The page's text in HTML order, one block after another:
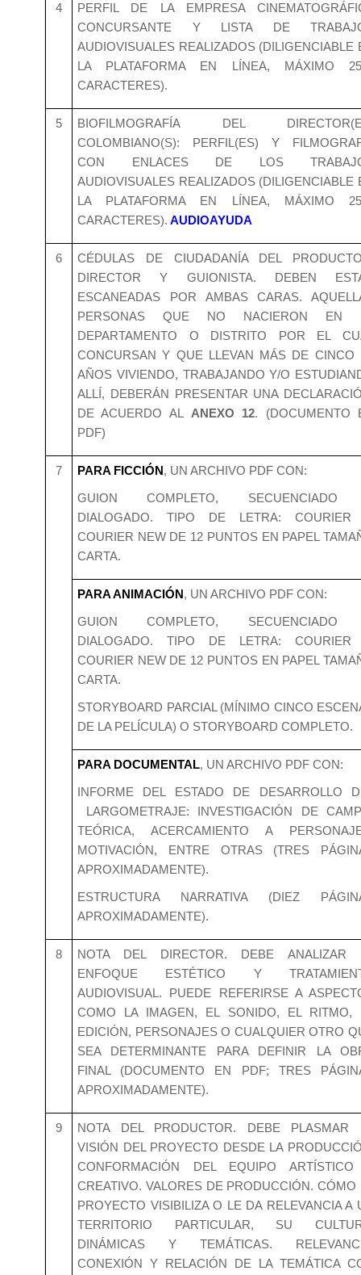
4
PERFIL DE LA EMPRESA
CONCURSANTE Y LISTA DE
AUDIOVISUALES REALIZADOS (DILIGENCIABLE
LA PLATAFORMA EN LÍNEA, MÁXIMO
CARACTERES).
5
BIOFILMOGRAFÍA DEL
COLOMBIANO(S): PERFIL(ES) Y
CON ENLACES DE LOS
AUDIOVISUALES REALIZADOS (DILIGENCIABLE
LA PLATAFORMA EN LÍNEA, MÁXIMO
CARACTERES). AUDIOAYUDA
6
CÉDULAS DE CIUDADANÍA DEL
DIRECTOR Y GUIONISTA. DEBEN
ESCANEADAS POR AMBAS CARAS.
PERSONAS QUE NO NACIERON EN
DEPARTAMENTO O DISTRITO POR EL
CONCURSAN Y QUE LLEVAN MÁS DE CINCO
AÑOS VIVIENDO, TRABAJANDO Y/O
ALLÍ, DEBERÁN PRESENTAR UNA
DE ACUERDO AL ANEXO 12. (DOCUMENTO
PDF)
7 PARA FICCIÓN, UN ARCHIVO PDF CON:
GUION COMPLETO,
DIALOGADO. TIPO DE LETRA:
COURIER NEW DE 12 PUNTOS EN PAPEL
CARTA.
PARA ANIMACIÓN, UN ARCHIVO PDF CON:
GUION COMPLETO,
DIALOGADO. TIPO DE LETRA:
COURIER NEW DE 12 PUNTOS EN PAPEL
CARTA.
STORYBOARD PARCIAL (MÍNIMO CINCO
DE LA PELÍCULA) O STORYBOARD COMPLETO.
PARA DOCUMENTAL, UN ARCHIVO PDF CON:
INFORME DEL ESTADO DE DESARROLLO
LARGOMETRAJE: INVESTIGACIÓN DE
TEÓRICA, ACERCAMIENTO A
MOTIVACIÓN, ENTRE OTRAS (TRES
APROXIMADAMENTE).
ESTRUCTURA NARRATIVA (DIEZ
APROXIMADAMENTE).
8
NOTA DEL DIRECTOR. DEBE ANALIZAR
ENFOQUE ESTÉTICO Y
AUDIOVISUAL. PUEDE REFERIRSE A
COMO LA IMAGEN, EL SONIDO, EL RITMO,
EDICIÓN, PERSONAJES O CUALQUIER OTRO
SEA DETERMINANTE PARA DEFINIR LA
FINAL (DOCUMENTO EN PDF; TRES
APROXIMADAMENTE).
9
NOTA DEL PRODUCTOR. DEBE PLASMAR
VISIÓN DEL PROYECTO DESDE LA
CONFORMACIÓN DEL EQUIPO
CREATIVO. VALORES DE PRODUCCIÓN. CÓMO
PROYECTO VISIBILIZA O LE DA RELEVANCIA A
TERRITORIO PARTICULAR, SU
DINÁMICAS Y TEMÁTICAS.
CONEXIÓN Y RELACIÓN DE LA TEMÁTICA